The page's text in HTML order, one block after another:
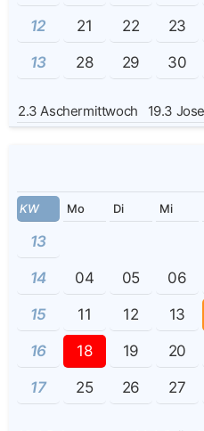
12 21 22 23
13 28 29 30
2.3 Aschermittwoch 19.3
KW Mo Di Mi
13
14 04 05 06
15 11 12 13
16 18 19 20
17 25 26 27